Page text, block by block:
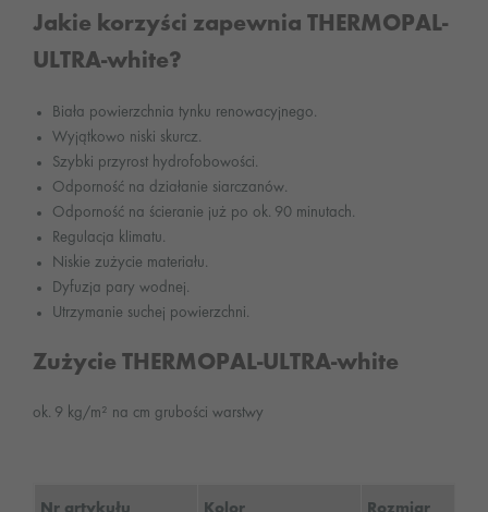
Jakie korzyści zapewnia THERMOPAL-
ULTRA-white?
Biała powierzchnia tynku renowacyjnego.
Wyjątkowo niski skurcz.
Szybki przyrost hydrofobowości.
Odporność na działanie siarczanów.
Odporność na ścieranie już po ok. 90 minutach.
Regulacja klimatu.
Niskie zużycie materiału.
Dyfuzja pary wodnej.
Utrzymanie suchej powierzchni.
Zużycie THERMOPAL-ULTRA-white
ok. 9 kg/m² na cm grubości warstwy